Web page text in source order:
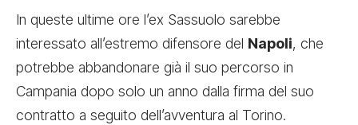
In queste ultime ore l’ex Sassuolo sarebbe
interessato all’estremo difensore del Napoli, che
potrebbe abbandonare già il suo percorso in
Campania dopo solo un anno dalla firma del suo
contratto a seguito dell’avventura al Torino.